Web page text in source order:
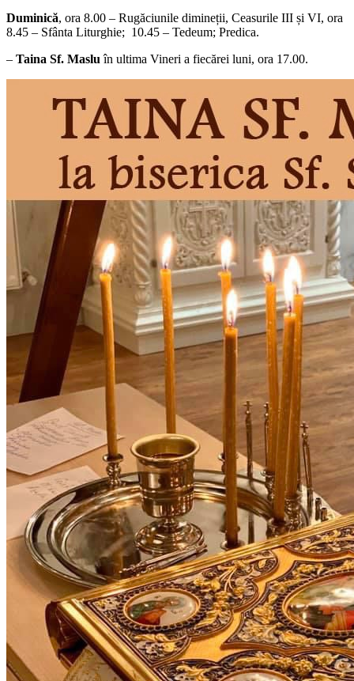
Duminică, ora 8.00 – Rugăciunile dimineții, Ceasurile III și VI, ora
8.45 – Sfânta Liturghie; 10.45 – Tedeum; Predica.
– Taina Sf. Maslu în ultima Vineri a fiecărei luni, ora 17.00.